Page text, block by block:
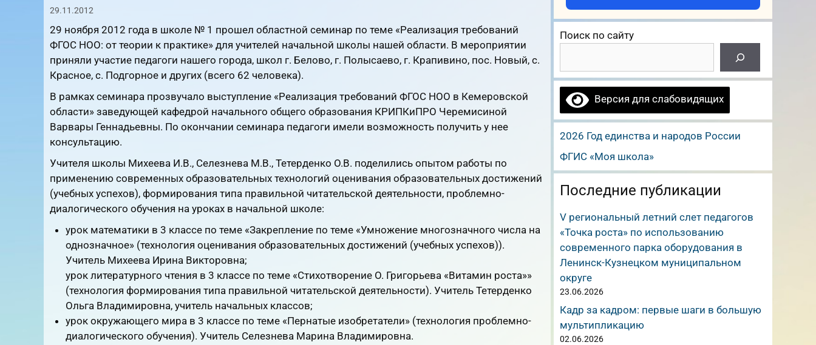
29.11.2012
29 ноября 2012 года в школе № 1 прошел областной семинар по теме «Реализация требований
ФГОС НОО: от теории к практике» для учителей начальной школы нашей области. В мероприятии
приняли участие педагоги нашего города, школ г. Белово, г. Полысаево, г. Крапивино, пос. Новый, с.
Красное, с. Подгорное и других (всего 62 человека).
В рамках семинара прозвучало выступление «Реализация требований ФГОС НОО в Кемеровской
области» заведующей кафедрой начального общего образования КРИПКиПРО Черемисиной
Варвары Геннадьевны. По окончании семинара педагоги имели возможность получить у нее
консультацию.
Учителя школы Михеева И.В., Селезнева М.В., Тетерденко О.В. поделились опытом работы по
применению современных образовательных технологий оценивания образовательных достижений
(учебных успехов), формирования типа правильной читательской деятельности, проблемно-
диалогического обучения на уроках в начальной школе:
урок математики в 3 классе по теме «Закрепление по теме «Умножение многозначного числа на
однозначное» (технология оценивания образовательных достижений (учебных успехов)).
Учитель Михеева Ирина Викторовна;
урок литературного чтения в 3 классе по теме «Стихотворение О. Григорьева «Витамин роста»»
(технология формирования типа правильной читательской деятельности). Учитель Тетерденко
Ольга Владимировна, учитель начальных классов;
урок окружающего мира в 3 классе по теме «Пернатые изобретатели» (технология проблемно-
диалогического обучения). Учитель Селезнева Марина Владимировна.
Поиск по сайту
Версия для слабовидящих
2026 Год единства и народов России
ФГИС «Моя школа»
Последние публикации
V региональный летний слет педагогов
«Точка роста» по использованию
современного парка оборудования в
Ленинск-Кузнецком муниципальном
округе
23.06.2026
Кадр за кадром: первые шаги в большую
мультипликацию
02.06.2026